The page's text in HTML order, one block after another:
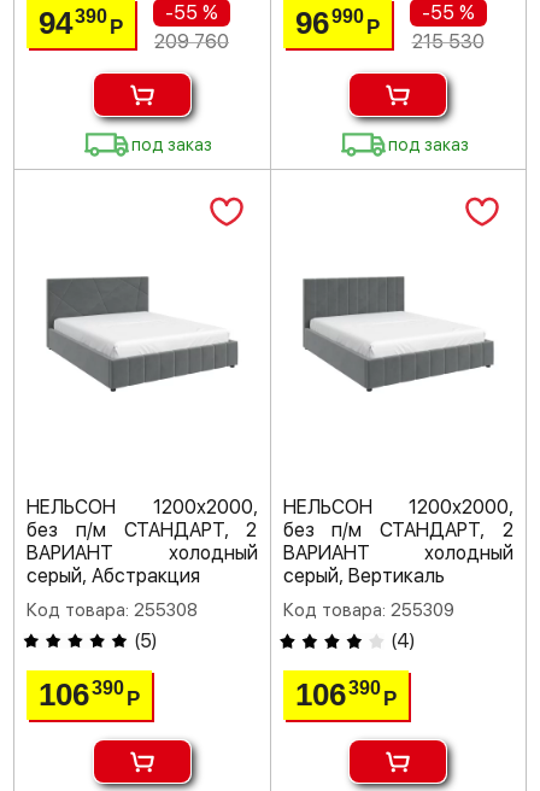
94390 Р
-55 %
209 760
под заказ
96990 Р
-55 %
215 530
под заказ
НЕЛЬСОН 1200х2000,
без п/м СТАНДАРТ, 2
ВАРИАНТ холодный
серый, Абстракция
Код товара: 255308
(5)
106390 Р
НЕЛЬСОН 1200х2000,
без п/м СТАНДАРТ, 2
ВАРИАНТ холодный
серый, Вертикаль
Код товара: 255309
(4)
106390 Р